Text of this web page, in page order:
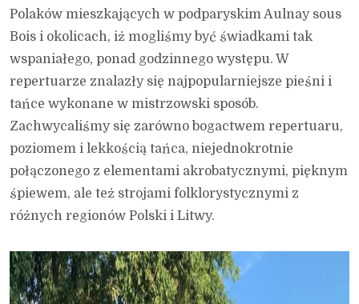
Polaków mieszkających w podparyskim Aulnay sous
Bois i okolicach, iż mogliśmy być świadkami tak
wspaniałego, ponad godzinnego występu. W
repertuarze znalazły się najpopularniejsze pieśni i
tańce wykonane w mistrzowski sposób.
Zachwycaliśmy się zarówno bogactwem repertuaru,
poziomem i lekkością tańca, niejednokrotnie
połączonego z elementami akrobatycznymi, pięknym
śpiewem, ale też strojami folklorystycznymi z
różnych regionów Polski i Litwy.